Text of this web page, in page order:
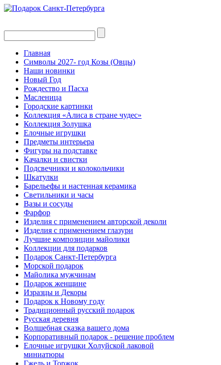
Главная
Символы 2027- год Козы (Овцы)
Наши новинки
Новый Год
Рождество и Пасха
Масленица
Городские картинки
Коллекция «Алиса в стране чудес»
Коллекция Золушка
Елочные игрушки
Предметы интерьера
Фигуры на подставке
Качалки и свистки
Подсвечники и колокольчики
Шкатулки
Барельефы и настенная керамика
Светильники и часы
Вазы и сосуды
Фарфор
Изделия с применением авторской деколи
Изделия с применением глазури
Лучшие композиции майолики
Коллекции для подарков
Подарок Санкт-Петербурга
Морской подарок
Майолика мужчинам
Подарок женщине
Изразцы и Декоры
Подарок к Новому году
Традиционный русский подарок
Русская деревня
Волшебная сказка вашего дома
Корпоративный подарок - решение проблем
Елочные игрушки Холуйской лаковой
миниатюры
Гжель и Торжок